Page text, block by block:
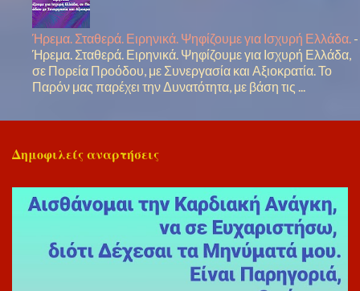
Ήρεμα. Σταθερά. Ειρηνικά. Ψηφίζουμε για Ισχυρή Ελλάδα. -
Ήρεμα. Σταθερά. Ειρηνικά. Ψηφίζουμε για Ισχυρή Ελλάδα,
σε Πορεία Προόδου, με Συνεργασία και Αξιοκρατία. Το
Παρόν μας παρέχει την Δυνατότητα, με βάση τις ...
Δημοφιλείς αναρτήσεις